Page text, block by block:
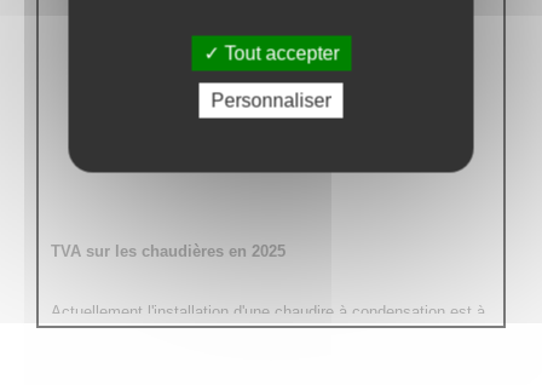
TVA sur les chaudières en 2025
Actuellement l'installation d'une chaudire à condensation est à
5.5% et devrait passer à 20% en 2025!
Tout accepter
Personnaliser